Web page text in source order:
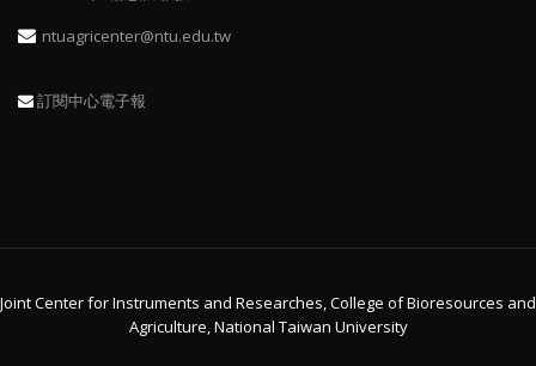
ntuagricenter@ntu.edu.tw
訂閱中心電子報
Joint Center for Instruments and Researches, College of Bioresources and
Agriculture, National Taiwan University